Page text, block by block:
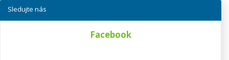
Sledujte nás
Facebook